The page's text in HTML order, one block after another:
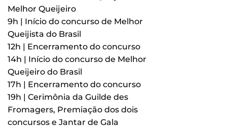
Melhor Queijeiro
9h | Início do concurso de Melhor
Queijista do Brasil
12h | Encerramento do concurso
14h | Início do concurso de Melhor
Queijeiro do Brasil
17h | Encerramento do concurso
19h | Cerimônia da Guilde des
Fromagers, Premiação dos dois
concursos e Jantar de Gala